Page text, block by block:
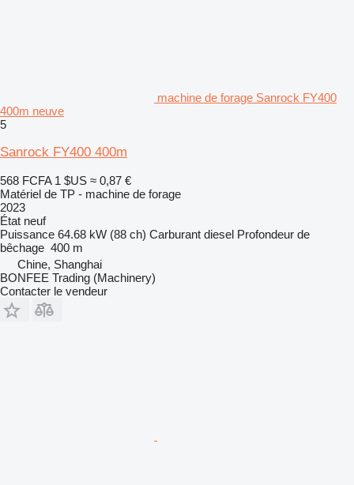
machine de forage Sanrock FY400
400m neuve
5
Sanrock FY400 400m
568 FCFA 1 $US ≈ 0,87 €
Matériel de TP - machine de forage
2023
État neuf
Puissance 64.68 kW (88 ch) Carburant diesel Profondeur de
bêchage 400 m
Chine, Shanghai
BONFEE Trading (Machinery)
Contacter le vendeur